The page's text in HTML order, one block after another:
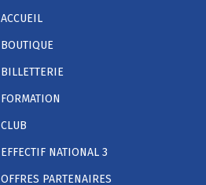
ACCUEIL
BOUTIQUE
BILLETTERIE
FORMATION
CLUB
EFFECTIF NATIONAL 3
OFFRES PARTENAIRES